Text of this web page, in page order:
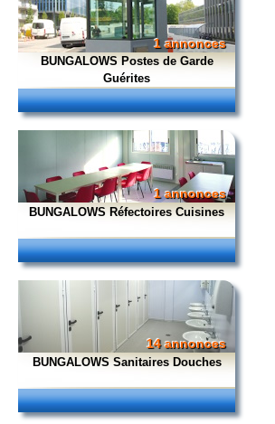
1 annonces
BUNGALOWS Postes de Garde
Guérites
1 annonces
BUNGALOWS Réfectoires Cuisines
14 annonces
BUNGALOWS Sanitaires Douches